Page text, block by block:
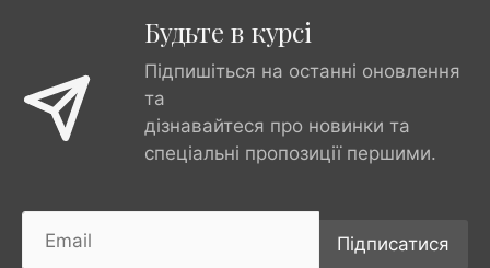
Будьте в курсі
Підпишіться на останні оновлення
та
дізнавайтеся про новинки та
спеціальні пропозиції першими.
Підписатися